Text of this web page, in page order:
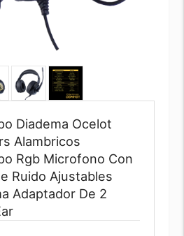
Diadema Ocelot
Alambricos
Rgb Microfono Con
Ruido Ajustables
Adaptador De 2